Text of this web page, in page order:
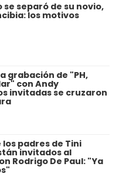
se separó de su novio,
los motivos
grabación de "PH,
con Andy
invitadas se cruzaron
padres de Tini
invitados al
Rodrigo De Paul: "Ya